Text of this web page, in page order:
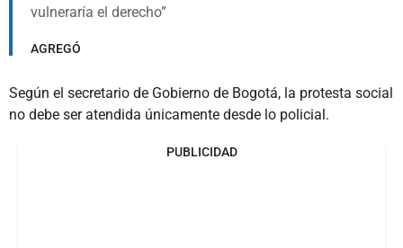
vulneraría el derecho
AGREGÓ
Según el secretario de Gobierno de Bogotá, la protesta social
no debe ser atendida únicamente desde lo policial.
PUBLICIDAD